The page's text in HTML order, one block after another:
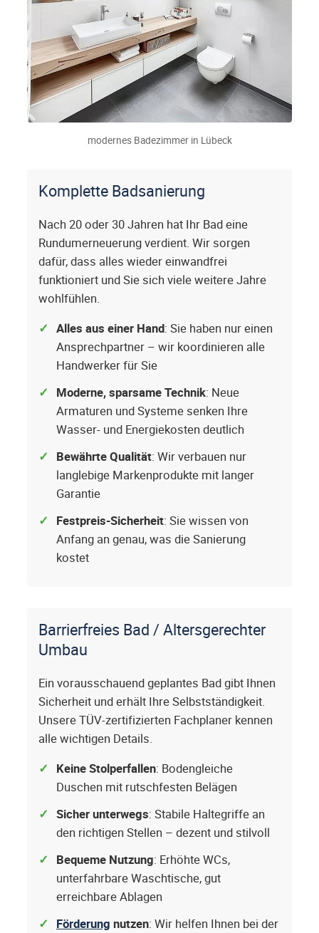
modernes Badezimmer in Lübeck
Komplette Badsanierung
Nach 20 oder 30 Jahren hat Ihr Bad eine
Rundumerneuerung verdient. Wir sorgen
dafür, dass alles wieder einwandfrei
funktioniert und Sie sich viele weitere Jahre
wohlfühlen.
Alles aus einer Hand: Sie haben nur einen
Ansprechpartner – wir koordinieren alle
Handwerker für Sie
Moderne, sparsame Technik: Neue
Armaturen und Systeme senken Ihre
Wasser- und Energiekosten deutlich
Bewährte Qualität: Wir verbauen nur
langlebige Markenprodukte mit langer
Garantie
Festpreis-Sicherheit: Sie wissen von
Anfang an genau, was die Sanierung
kostet
Barrierfreies Bad / Altersgerechter
Umbau
Ein vorausschauend geplantes Bad gibt Ihnen
Sicherheit und erhält Ihre Selbstständigkeit.
Unsere TÜV-zertifizierten Fachplaner kennen
alle wichtigen Details.
Keine Stolperfallen: Bodengleiche
Duschen mit rutschfesten Belägen
Sicher unterwegs: Stabile Haltegriffe an
den richtigen Stellen – dezent und stilvoll
Bequeme Nutzung: Erhöhte WCs,
unterfahrbare Waschtische, gut
erreichbare Ablagen
Förderung nutzen: Wir helfen Ihnen bei der